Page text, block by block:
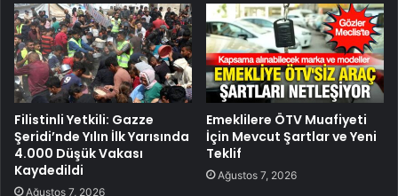
Filistinli Yetkili: Gazze
Şeridi’nde Yılın İlk Yarısında
4.000 Düşük Vakası
Kaydedildi
Ağustos 7, 2026
Emeklilere ÖTV Muafiyeti
İçin Mevcut Şartlar ve Yeni
Teklif
Ağustos 7, 2026